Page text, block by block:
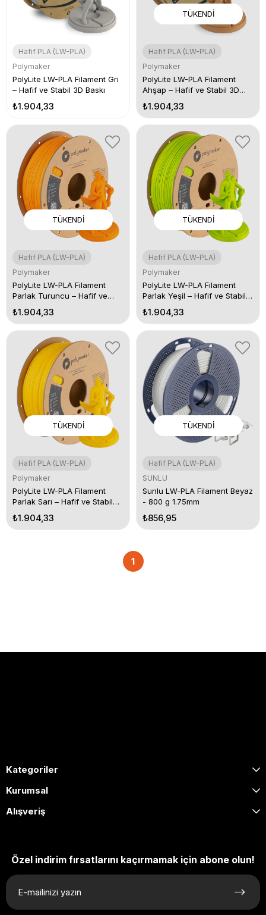
Hafif PLA (LW-PLA)
Polymaker
PolyLite LW-PLA Filament Gri
– Hafif ve Stabil 3D Baskı
₺1.904,33
TÜKENDI
Hafif PLA (LW-PLA)
Polymaker
PolyLite LW-PLA Filament
Ahşap – Hafif ve Stabil 3D
₺1.904,33
TÜKENDI
Hafif PLA (LW-PLA)
Polymaker
PolyLite LW-PLA Filament
Parlak Turuncu – Hafif ve
₺1.904,33
TÜKENDI
Hafif PLA (LW-PLA)
Polymaker
PolyLite LW-PLA Filament
Parlak Yeşil – Hafif ve Stabil
₺1.904,33
TÜKENDI
Hafif PLA (LW-PLA)
Polymaker
PolyLite LW-PLA Filament
Parlak Sarı – Hafif ve Stabil
₺1.904,33
TÜKENDI
Hafif PLA (LW-PLA)
SUNLU
Sunlu LW-PLA Filament Beyaz
- 800 g 1.75mm
₺856,95
1
Kategoriler
Kurumsal
Alışveriş
Özel indirim fırsatlarını kaçırmamak için abone olun!